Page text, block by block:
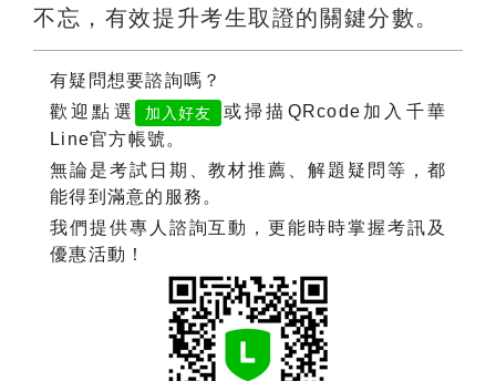
不忘，有效提升考生取證的關鍵分數。
有疑問想要諮詢嗎？
歡迎點選
加入好友
或掃描QRcode加入千華
Line官方帳號。
無論是考試日期、教材推薦、解題疑問等，都
能得到滿意的服務。
我們提供專人諮詢互動，更能時時掌握考訊及
優惠活動！